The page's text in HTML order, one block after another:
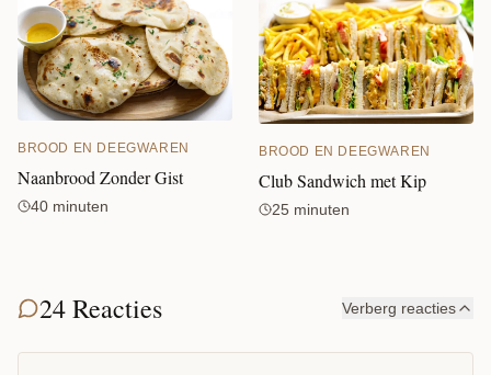
BROOD EN DEEGWAREN
Naanbrood Zonder Gist
40 minuten
BROOD EN DEEGWAREN
Club Sandwich met Kip
25 minuten
24 Reacties Verberg reacties